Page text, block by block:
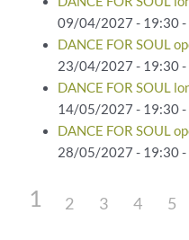
09/04/2027 - 19:30 -
DANCE FOR SOUL
23/04/2027 - 19:30 -
DANCE FOR SOUL
14/05/2027 - 19:30 -
DANCE FOR SOUL
28/05/2027 - 19:30 -
1 2 3 4 5